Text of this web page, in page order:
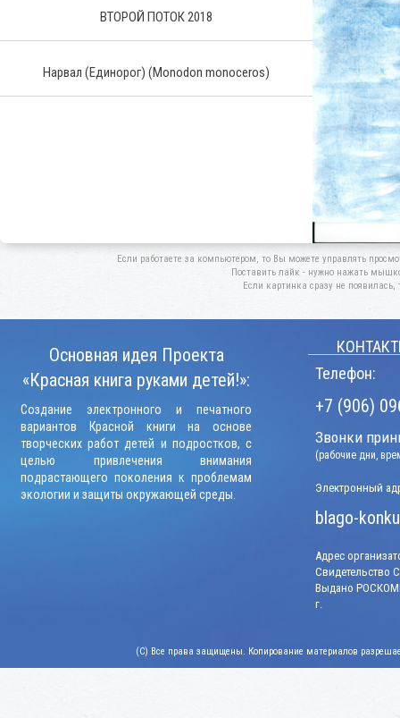
ВТОРОЙ ПОТОК 2018
Нарвал (Единорог) (Monodon monoceros)
Если работаете за компьютером, то Вы можете управлять
Поставить лайк - нужно нажать
Если картинка сразу не появилась,
Основная идея Проекта
«Красная книга руками детей!»:
Создание электронного и печатного
вариантов Красной книги на основе
творческих работ детей и подростков, с
целью привлечения внимания
подрастающего поколения к проблемам
экологии и защиты окружающей среды.
Телефон:
+7 (906)
Звонки
(рабочие дни,
Электронный
blago-
Адрес
Свидетельство
Выдано
г.
(C) Все права защищены. Копирование материалов